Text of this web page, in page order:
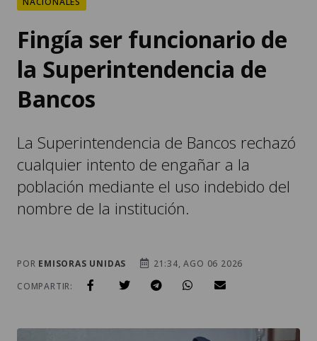
Fingía ser funcionario de
la Superintendencia de
Bancos
La Superintendencia de Bancos rechazó
cualquier intento de engañar a la
población mediante el uso indebido del
nombre de la institución.
POR EMISORAS UNIDAS
21:34, AGO 06 2026
COMPARTIR: